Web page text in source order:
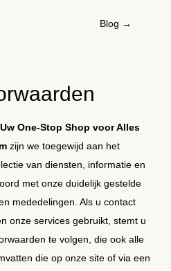
Blog →
One-Stop Shop voor Alles
zijn we toegewijd aan het
van diensten, informatie en
met onze duidelijk gestelde
mededelingen. Als u contact
onze services gebruikt, stemt u
te volgen, die ook alle
die op onze site of via een